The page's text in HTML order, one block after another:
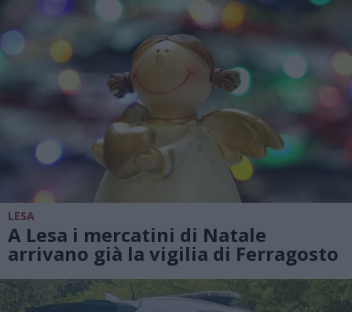
LESA
A Lesa i mercatini di Natale
arrivano già la vigilia di Ferragosto